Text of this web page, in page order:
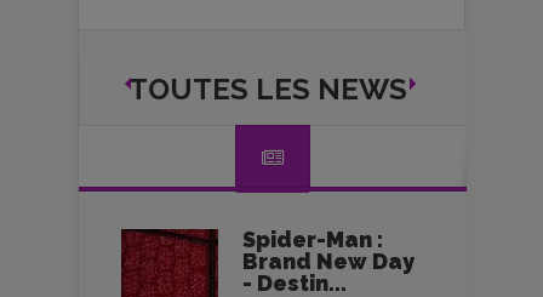
TOUTES LES NEWS
Spider-Man :
Brand New Day
- Destin...